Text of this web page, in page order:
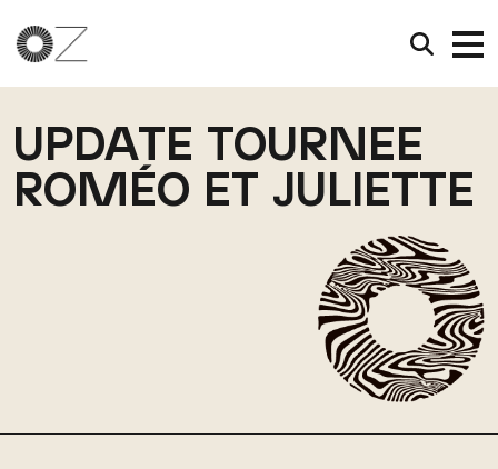
UPDATE TOURNEE
ROMÉO ET JULIETTE